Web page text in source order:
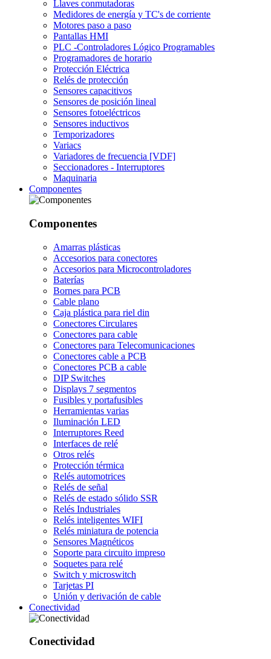
Llaves conmutadoras
Medidores de energía y TC's de corriente
Motores paso a paso
Pantallas HMI
PLC -Controladores Lógico Programables
Programadores de horario
Protección Eléctrica
Relés de protección
Sensores capacitivos
Sensores de posición lineal
Sensores fotoeléctricos
Sensores inductivos
Temporizadores
Variacs
Variadores de frecuencia [VDF]
Seccionadores - Interruptores
Maquinaria
Componentes
Componentes
Amarras plásticas
Accesorios para conectores
Accesorios para Microcontroladores
Baterías
Bornes para PCB
Cable plano
Caja plástica para riel din
Conectores Circulares
Conectores para cable
Conectores para Telecomunicaciones
Conectores cable a PCB
Conectores PCB a cable
DIP Switches
Displays 7 segmentos
Fusibles y portafusibles
Herramientas varias
Iluminación LED
Interruptores Reed
Interfaces de relé
Otros relés
Protección térmica
Relés automotrices
Relés de señal
Relés de estado sólido SSR
Relés Industriales
Relés inteligentes WIFI
Relés miniatura de potencia
Sensores Magnéticos
Soporte para circuito impreso
Soquetes para relé
Switch y microswitch
Tarjetas PI
Unión y derivación de cable
Conectividad
Conectividad